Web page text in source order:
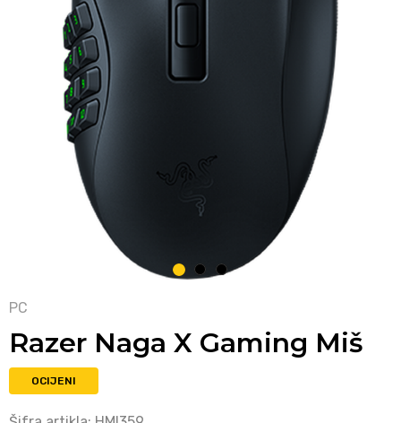
1 2 3
PC
Razer Naga X Gaming Miš
OCIJENI